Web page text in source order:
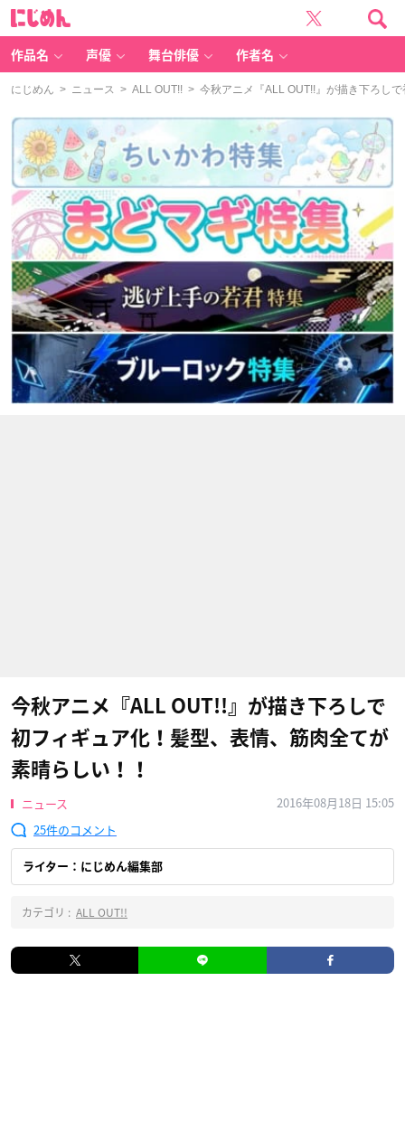
作品名 声優 舞台俳優 作者名
にじめん > ニュース > ALL OUT!! > 今秋アニメ『ALL OUT!!』が描き下ろし
今秋アニメ『ALL OUT!!』が描き下ろしで
初フィギュア化！髪型、表情、筋肉全てが
素晴らしい！！
ニュース
2016年08月18日 15:05
25
ライター：にじめん編集部
カテゴリ : ALL OUT!!